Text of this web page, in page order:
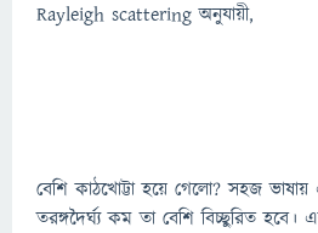
Rayleigh scattering অনুযায়ী,
বেশি কাঠখোট্টা হয়ে গেলো? সহজ
তরঙ্গদৈর্ঘ্য কম তা বেশি বিচ্ছুরিত হবে।